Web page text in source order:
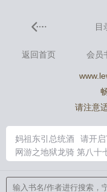
目
返回首页 会员
请注意
妈祖东引总统酒 请开
网游之地狱龙骑 第八十
剂用什么药
纯情娇妻绿